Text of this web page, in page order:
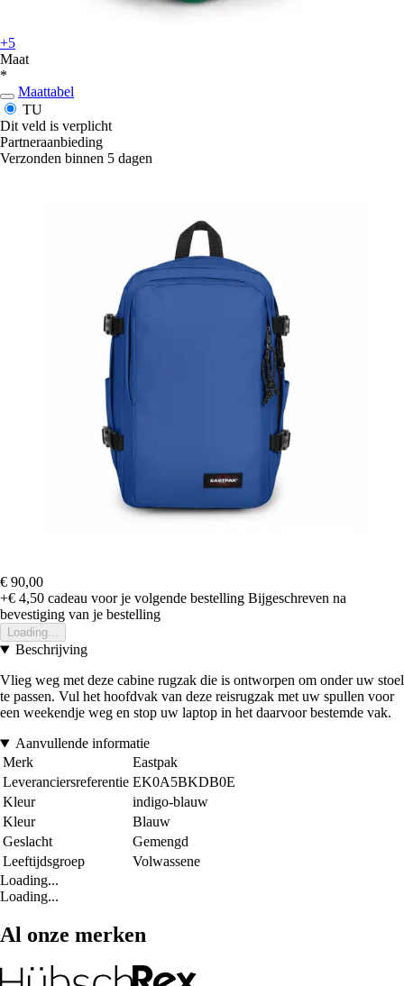
+5
Maat
*
Maattabel
TU
Dit veld is verplicht
Partneraanbieding
Verzonden binnen 5 dagen
€ 90,00
+€ 4,50 cadeau voor je volgende bestelling Bijgeschreven na
bevestiging van je bestelling
Loading...
Beschrijving
Vlieg weg met deze cabine rugzak die is ontworpen om onder uw stoel
te passen. Vul het hoofdvak van deze reisrugzak met uw spullen voor
een weekendje weg en stop uw laptop in het daarvoor bestemde vak.
Aanvullende informatie
Merk
Eastpak
Leveranciersreferentie EK0A5BKDB0E
Kleur
indigo-blauw
Kleur
Blauw
Geslacht
Gemengd
Leeftijdsgroep
Volwassene
Loading...
Loading...
Al onze merken